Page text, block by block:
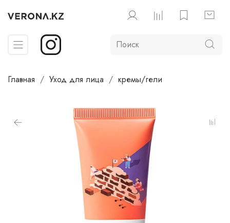
Главная Уход для лица кремы/гели